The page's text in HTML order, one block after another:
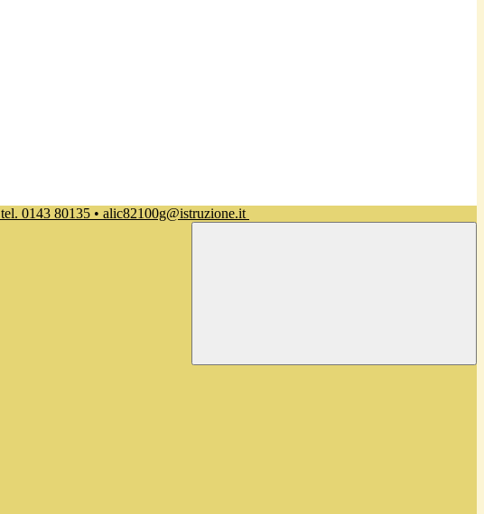
tel. 0143 80135 • alic82100g@istruzione.it